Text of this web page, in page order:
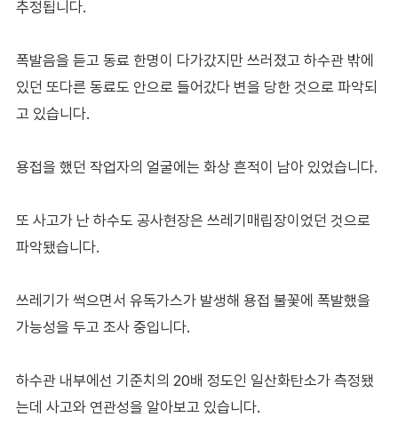
추정됩니다.
폭발음을 듣고 동료 한명이 다가갔지만 쓰러졌고 하수관 밖에
있던 또다른 동료도 안으로 들어갔다 변을 당한 것으로 파악되
고 있습니다.
용접을 했던 작업자의 얼굴에는 화상 흔적이 남아 있었습니다.
또 사고가 난 하수도 공사현장은 쓰레기매립장이었던 것으로
파악됐습니다.
쓰레기가 썩으면서 유독가스가 발생해 용접 불꽃에 폭발했을
가능성을 두고 조사 중입니다.
하수관 내부에선 기준치의 20배 정도인 일산화탄소가 측정됐
는데 사고와 연관성을 알아보고 있습니다.